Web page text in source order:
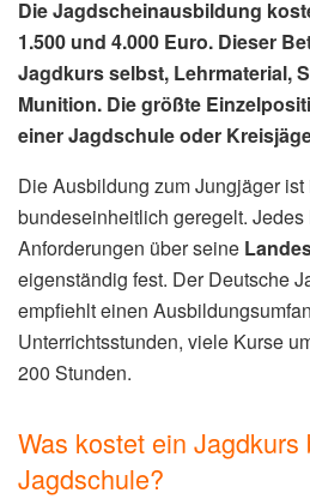
Die Jagdscheinausbildung
1.500 und 4.000 Euro. Dieser
Jagdkurs selbst, Lehrmaterial,
Munition. Die größte
einer Jagdschule oder
Die Ausbildung zum Jungjäger
bundeseinheitlich geregelt.
Anforderungen über seine
eigenständig fest. Der Deutsche
empfiehlt einen
Unterrichtsstunden, viele Kurse
200 Stunden.
Was kostet ein Jagdkurs
Jagdschule?